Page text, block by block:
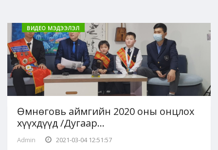
ВИДЕО МЭДЭЭЛЭЛ
Өмнөговь аймгийн 2020 оны онцлох
хүүхдүүд /Дугаар...
Admin 2021-03-04 12:51:57